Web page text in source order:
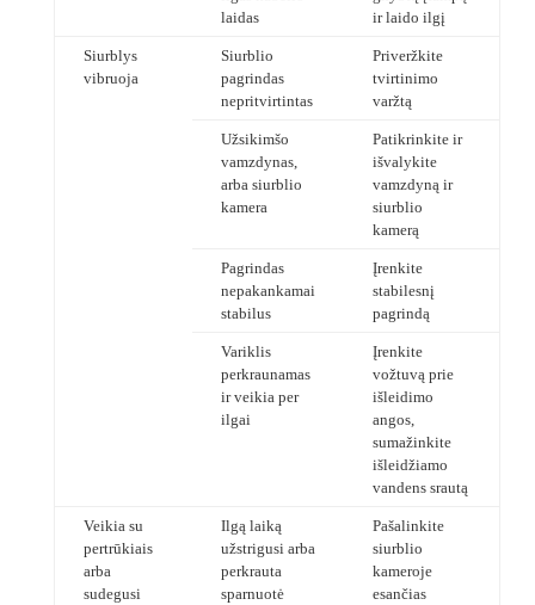
laidas
ir laido ilgį
Siurblys
vibruoja
Siurblio
pagrindas
nepritvirtintas
Priveržkite
tvirtinimo
varžtą
Užsikimšo
vamzdynas,
arba siurblio
kamera
Patikrinkite ir
išvalykite
vamzdyną ir
siurblio
kamerą
Pagrindas
nepakankamai
stabilus
Įrenkite
stabilesnį
pagrindą
Variklis
perkraunamas
ir veikia per
ilgai
Įrenkite
vožtuvą prie
išleidimo
angos,
sumažinkite
išleidžiamo
vandens srautą
Veikia su
pertrūkiais
arba
sudegusi
Ilgą laiką
užstrigusi arba
perkrauta
sparnuotė
Pašalinkite
siurblio
kameroje
esančias